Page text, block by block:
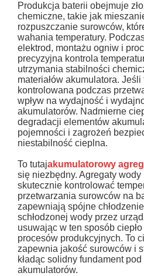
Produkcja baterii obejmuje
chemiczne, takie jak
rozpuszczanie surowców,
wahania temperatury.
elektrod, montażu ogniw i
precyzyjna kontrola
utrzymania stabilności
materiałów akumulatora.
kontrolowana podczas
wpływ na wydajność i
akumulatorów. Nadmierne
degradacji elementów
pojemności i zagrożeń
niestabilność cieplna.
To tutajakumulatorowy
się niezbędny. Agregaty
skutecznie kontrolować
przetwarzania surowców na
zapewniają spójne
schłodzonej wody przez
usuwając w ten sposób
procesów produkcyjnych. To
zapewnia jakość surowców i
kładąc solidny fundament
akumulatorów.